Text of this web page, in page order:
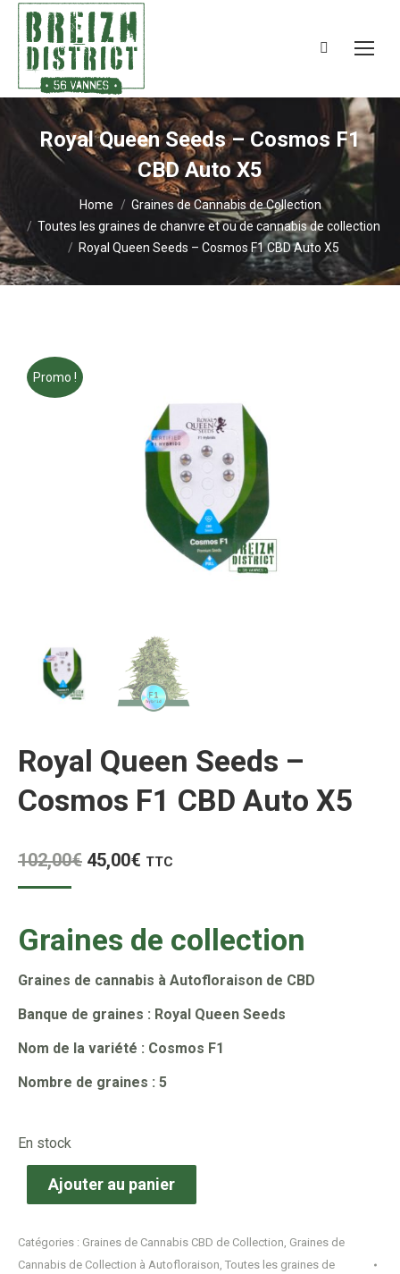
Search:
Royal Queen Seeds – Cosmos F1
CBD Auto X5
You are here:Home
Graines de Cannabis de Collection
Toutes les graines de chanvre et ou de cannabis de collection
Royal Queen Seeds – Cosmos F1 CBD Auto X5
Promo !
Royal Queen Seeds –
Cosmos F1 CBD Auto X5
102,00€ Le
était :
45,00€ Le
est :
TTC
Graines de collection
Graines de cannabis à Autofloraison de CBD
Banque de graines : Royal Queen Seeds
Nom de la variété : Cosmos F1
Nombre de graines : 5
En stock
Ajouter au panier
Catégories : Graines de Cannabis CBD de Collection, Graines de
Cannabis de Collection à Autofloraison, Toutes les graines de